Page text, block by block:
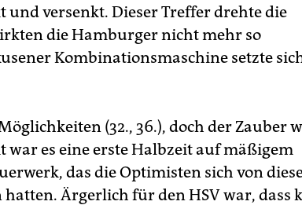
und versenkt. Dieser Treffer drehte die
die Hamburger nicht mehr so
Kombinationsmaschine setzte
(32., 36.), doch der Zauber
war es eine erste Halbzeit auf mäßigem
das die Optimisten sich von
hatten. Ärgerlich für den HSV war, dass